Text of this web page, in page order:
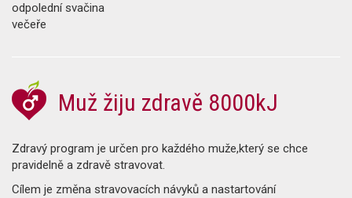
odpolední svačina
večeře
Muž žiju zdravě 8000kJ
Zdravý program je určen pro každého muže,který se chce
pravidelně a zdravě stravovat.
Cílem je změna stravovacích návyků a nastartování